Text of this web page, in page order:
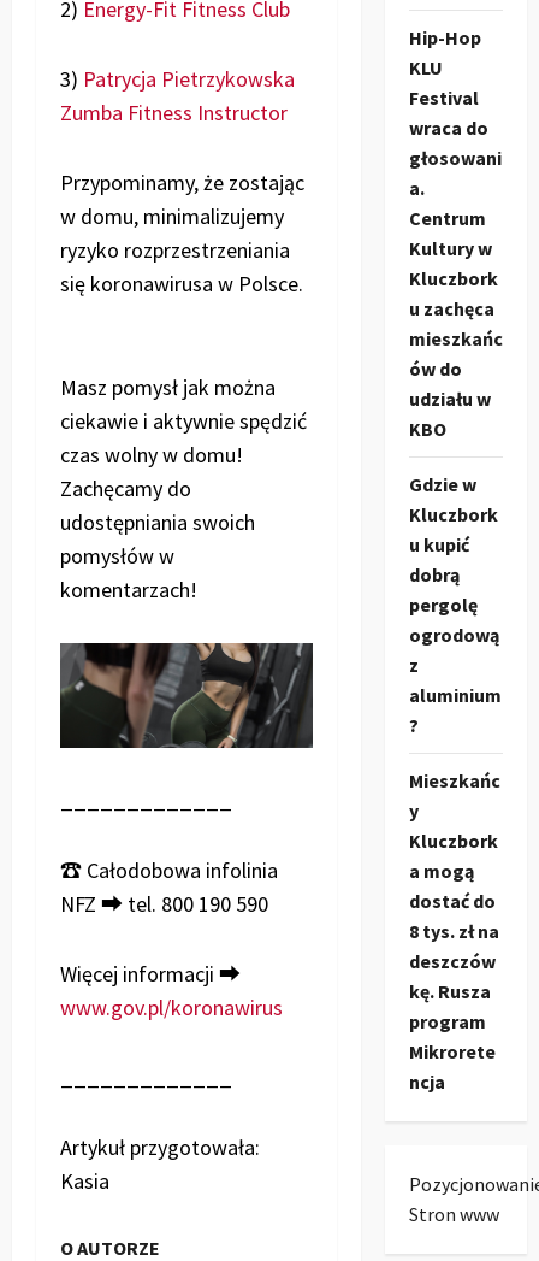
2) Energy-Fit Fitness Club
3) Patrycja Pietrzykowska
Zumba Fitness Instructor
Przypominamy, że zostając
w domu, minimalizujemy
ryzyko rozprzestrzeniania
się koronawirusa w Polsce.
Masz pomysł jak można
ciekawie i aktywnie spędzić
czas wolny w domu!
Zachęcamy do
udostępniania swoich
pomysłów w
komentarzach!
☎ Całodobowa infolinia
NFZ ➡ tel. 800 190 590
Więcej informacji ➡
www.gov.pl/koronawirus
Artykuł przygotowała:
Kasia
O AUTORZE
Hip-Hop
KLU
Festival
wraca do
głosowani
a.
Centrum
Kultury w
Kluczbork
u zachęca
mieszkańc
ów do
udziału w
KBO
Gdzie w
Kluczbork
u kupić
dobrą
pergolę
ogrodową
z
aluminium
?
Mieszkańc
y
Kluczbork
a mogą
dostać do
8 tys. zł na
deszczów
kę. Rusza
program
Mikrorete
ncja
Stron www